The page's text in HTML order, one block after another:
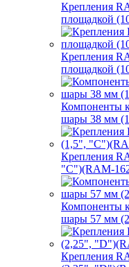
Крепления
площадкой
Крепления
площадкой
Компоненты
шары 38 мм
Крепления
"C")(RAM-
Компоненты
шары 57 мм
Крепления